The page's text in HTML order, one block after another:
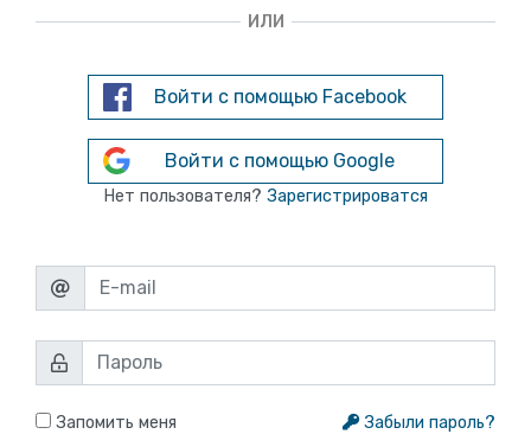
ИЛИ
Войти с помощью Facebook
Войти с помощью Google
Нет пользователя? Зарегистрироватся
Запомить меня Забыли пароль?